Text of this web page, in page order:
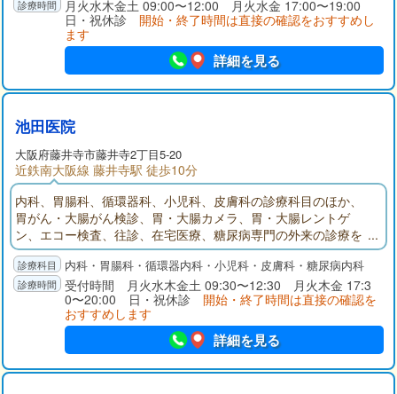
心臓疾患の治療・管理には力を入れております。
月火水木金土 09:00〜12:00 月火水金 17:00〜19:00
日・祝休診 開始・終了時間は直接の確認をおすすめし
ます
詳細を見る
池田医院
大阪府藤井寺市藤井寺2丁目5-20
近鉄南大阪線 藤井寺駅 徒歩10分
内科、胃腸科、循環器科、小児科、皮膚科の診療科目のほか、
胃がん・大腸がん検診、胃・大腸カメラ、胃・大腸レントゲ
ン、エコー検査、往診、在宅医療、糖尿病専門の外来の診療を
行っています（日本糖尿病学会認定糖尿病専門医）。丁寧な説
明をするのはもちろんのこと、患者様との対話を大切にしなが
ら、優しい地域医療を目指しています。
内科・胃腸科・循環器内科・小児科・皮膚科・糖尿病内科
受付時間 月火水木金土 09:30〜12:30 月火木金 17:3
0〜20:00 日・祝休診 開始・終了時間は直接の確認を
おすすめします
詳細を見る